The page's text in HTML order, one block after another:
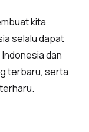
kita
selalu dapat
dan
terbaru, serta